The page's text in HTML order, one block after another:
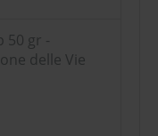
50 gr -
delle Vie